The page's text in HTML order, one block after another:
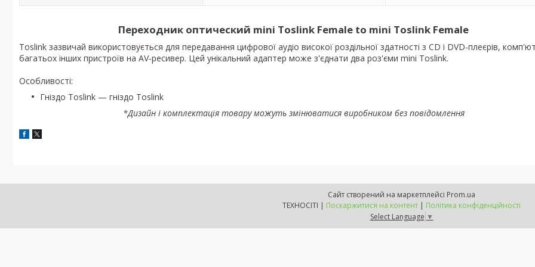
Переходник оптический mini Toslink Female to mini Toslink Female
Toslink зазвичай використовується для передавання цифрової аудіо високої роздільної здатності з CD і DVD-плеєрів,
багатьох інших пристроїв на AV-ресивер. Цей унікальний адаптер може з'єднати два роз'єми mini Toslink.
Особливості:
Гніздо Toslink — гніздо Toslink
*Дизайн і комплектація товару можуть змінюватися виробником без повідомлення
Сайт створений на маркетплейсі Prom.ua
ТЕХНОСІТІ | Поскаржитися на контент | Політика конфіденційності
Select Language ▼